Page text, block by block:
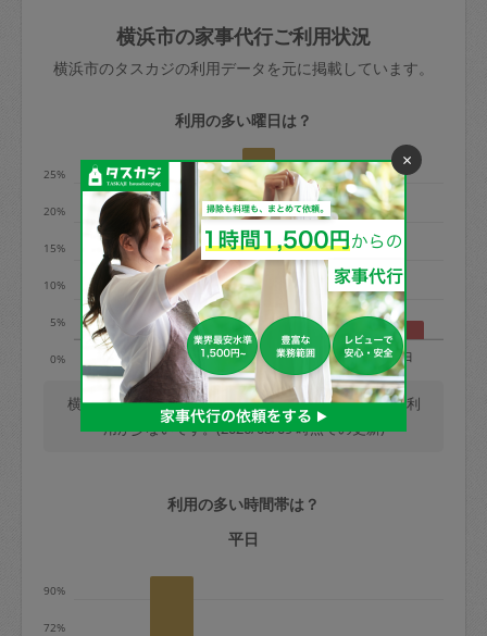
依頼者不在による当日キャンセル＝依頼
金額の100%＋交通費全額
※例：依頼日時／土曜日午前9時開始の場
合、水曜日午前9時以降はキャンセル料が
発生
水曜日9時〜金曜日9時まで＝依頼料金の
50%
金曜日9時～土曜日8時まで＝依頼金額の
100%
土曜日8時〜実施時間＝依頼金額の100%
＋交通費全額
依頼者不在による当日キャンセル＝依頼
金額の100%＋交通費全額
定期契約をキャンセルする場合、毎週定
期は月2回まで隔週定期は月1回までキャ
きた場合は損害保険の対象外となるので
ご注意ください。
玉、など
あわせてこちらも参照ください：初めて
はありますか？
横浜市の家事代行ご利用状況
横浜市のタスカジの利用データを元に掲載しています。
利用の多い曜日は？
0%
5%
10%
15%
20%
25%
月 火 水 木 金 土 日
横浜市では、毎週木曜日の利用が最も多く、日曜日の利
用が少ないです。(2026/08/09 時点での更新)
利用の多い時間帯は？
平日
72%
90%
×